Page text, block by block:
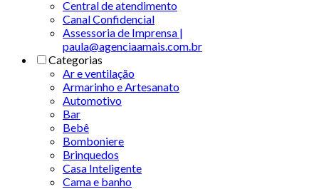
Central de atendimento
Canal Confidencial
Assessoria de Imprensa |
paula@agenciaamais.com.br
Categorias
Ar e ventilação
Armarinho e Artesanato
Automotivo
Bar
Bebê
Bomboniere
Brinquedos
Casa Inteligente
Cama e banho